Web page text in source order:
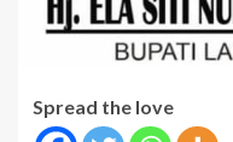
Spread the love